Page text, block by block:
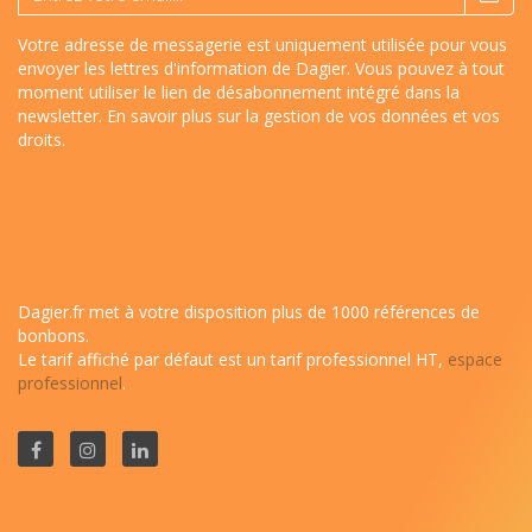
Votre adresse de messagerie est uniquement utilisée pour vous
envoyer les lettres d'information de Dagier. Vous pouvez à tout
moment utiliser le lien de désabonnement intégré dans la
newsletter. En savoir plus sur la gestion de vos données et vos
droits.
Dagier.fr met à votre disposition plus de 1000 références de
bonbons.
Le tarif affiché par défaut est un tarif professionnel HT, espace
professionnel.